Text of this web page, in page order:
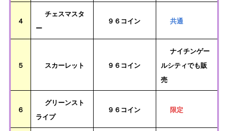
４
チェスマスタ
ー
９６コイン 共通
５ スカーレット ９６コイン
ナイチンゲー
ルシティでも販
売
６
グリーンスト
ライプ
９６コイン 限定